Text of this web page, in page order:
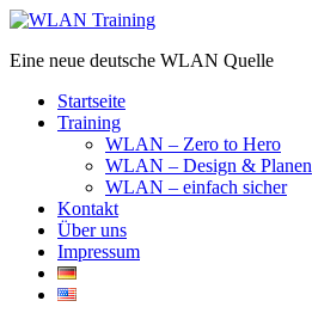
Eine neue deutsche WLAN Quelle
Startseite
Training
WLAN – Zero to Hero
WLAN – Design & Planen
WLAN – einfach sicher
Kontakt
Über uns
Impressum